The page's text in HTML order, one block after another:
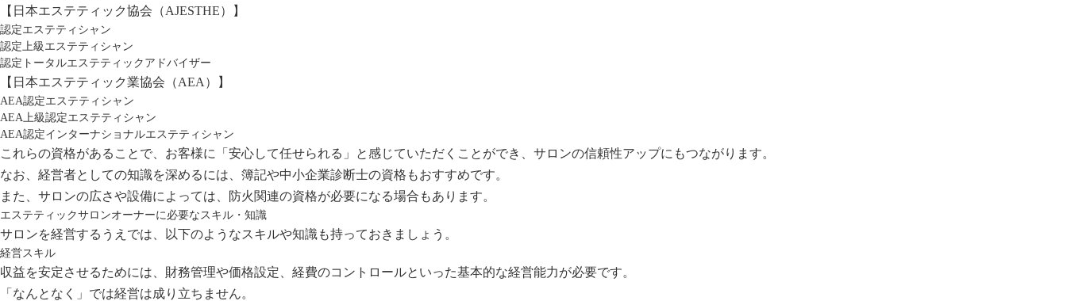
【日本エステティック協会（AJESTHE）】
認定エステティシャン
認定上級エステティシャン
認定トータルエステティックアドバイザー
【日本エステティック業協会（AEA）】
AEA認定エステティシャン
AEA上級認定エステティシャン
AEA認定インターナショナルエステティシャン
これらの資格があることで、お客様に「安心して任せられる」と感じていただくことができ、サロンの信頼性アップにもつながります。
なお、経営者としての知識を深めるには、簿記や中小企業診断士の資格もおすすめです。
また、サロンの広さや設備によっては、防火関連の資格が必要になる場合もあります。
エステティックサロンオーナーに必要なスキル・知識
サロンを経営するうえでは、以下のようなスキルや知識も持っておきましょう。
経営スキル
収益を安定させるためには、財務管理や価格設定、経費のコントロールといった基本的な経営能力が必要です。
「なんとなく」では経営は成り立ちません。